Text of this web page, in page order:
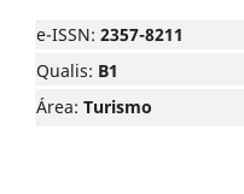
e-ISSN: 2357-8211
Qualis: B1
Área: Turismo